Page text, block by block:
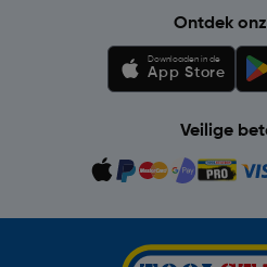
Ontdek
Downloaden in de
App Store
Veilige